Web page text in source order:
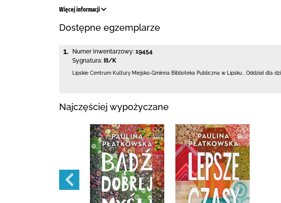
Więcej informacji
Dostępne egzemplarze
1. Numer inwentarzowy: 19454
Sygnatura:
III/K
Lipskie Centrum Kultury Miejsko-Gminna Biblioteka Publiczna w Lipsku Oddział dla
Najczęściej wypożyczane